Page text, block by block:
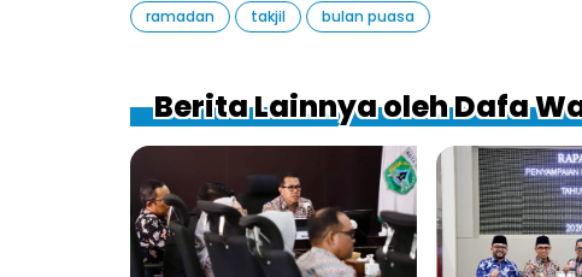
ramadan
takjil bulan puasa
Berita Lainnya oleh Dafa